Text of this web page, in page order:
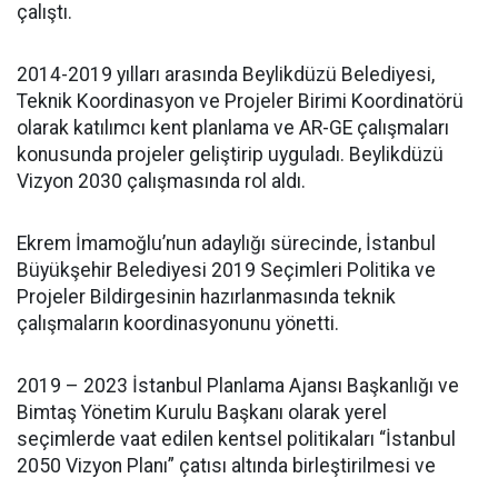
çalıştı.
2014-2019 yılları arasında Beylikdüzü Belediyesi,
Teknik Koordinasyon ve Projeler Birimi Koordinatörü
olarak katılımcı kent planlama ve AR-GE çalışmaları
konusunda projeler geliştirip uyguladı. Beylikdüzü
Vizyon 2030 çalışmasında rol aldı.
Ekrem İmamoğlu’nun adaylığı sürecinde, İstanbul
Büyükşehir Belediyesi 2019 Seçimleri Politika ve
Projeler Bildirgesinin hazırlanmasında teknik
çalışmaların koordinasyonunu yönetti.
2019 – 2023 İstanbul Planlama Ajansı Başkanlığı ve
Bimtaş Yönetim Kurulu Başkanı olarak yerel
seçimlerde vaat edilen kentsel politikaları “İstanbul
2050 Vizyon Planı” çatısı altında birleştirilmesi ve